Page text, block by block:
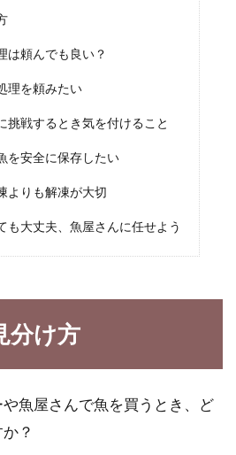
ラーメン、スパゲティ、ハンバーガー、お
、お酒で...
こり体が温まる！意外に簡単な
はスープの味が決め手です。中でも味噌
いうと、味がなかなか決まらないこともあ
ーキでバレンタインを
ー。バレンタインといったら、主役はチ
す...
は頼んでも良い？
理を頼みたい
挑戦するとき気を付けること
を安全に保存したい
よりも解凍が大切
も大丈夫、魚屋さんに任せよう
分け方
魚屋さんで魚を買うとき、ど
？